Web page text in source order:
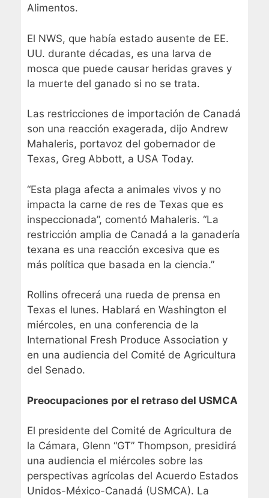
Alimentos.
El NWS, que había estado ausente de EE.
UU. durante décadas, es una larva de
mosca que puede causar heridas graves y
la muerte del ganado si no se trata.
Las restricciones de importación de Canadá
son una reacción exagerada, dijo Andrew
Mahaleris, portavoz del gobernador de
Texas, Greg Abbott, a USA Today.
“Esta plaga afecta a animales vivos y no
impacta la carne de res de Texas que es
inspeccionada”, comentó Mahaleris. “La
restricción amplia de Canadá a la ganadería
texana es una reacción excesiva que es
más política que basada en la ciencia.”
Rollins ofrecerá una rueda de prensa en
Texas el lunes. Hablará en Washington el
miércoles, en una conferencia de la
International Fresh Produce Association y
en una audiencia del Comité de Agricultura
del Senado.
Preocupaciones por el retraso del USMCA
El presidente del Comité de Agricultura de
la Cámara, Glenn “GT” Thompson, presidirá
una audiencia el miércoles sobre las
perspectivas agrícolas del Acuerdo Estados
Unidos-México-Canadá (USMCA). La